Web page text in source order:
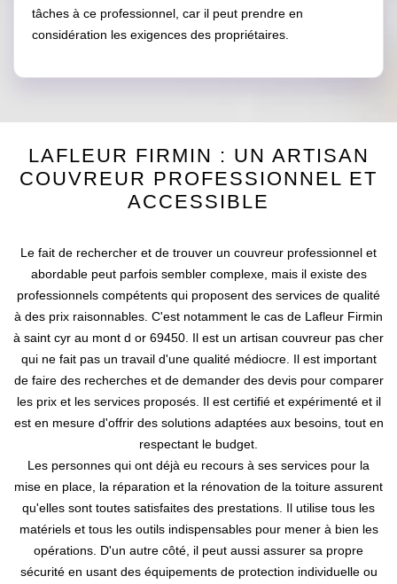
tâches à ce professionnel, car il peut prendre en
considération les exigences des propriétaires.
LAFLEUR FIRMIN : UN ARTISAN
COUVREUR PROFESSIONNEL ET
ACCESSIBLE
Le fait de rechercher et de trouver un couvreur professionnel et
abordable peut parfois sembler complexe, mais il existe des
professionnels compétents qui proposent des services de qualité
à des prix raisonnables. C'est notamment le cas de Lafleur Firmin
à saint cyr au mont d or 69450. Il est un artisan couvreur pas cher
qui ne fait pas un travail d'une qualité médiocre. Il est important
de faire des recherches et de demander des devis pour comparer
les prix et les services proposés. Il est certifié et expérimenté et il
est en mesure d'offrir des solutions adaptées aux besoins, tout en
respectant le budget.
Les personnes qui ont déjà eu recours à ses services pour la
mise en place, la réparation et la rénovation de la toiture assurent
qu'elles sont toutes satisfaites des prestations. Il utilise tous les
matériels et tous les outils indispensables pour mener à bien les
opérations. D'un autre côté, il peut aussi assurer sa propre
sécurité en usant des équipements de protection individuelle ou